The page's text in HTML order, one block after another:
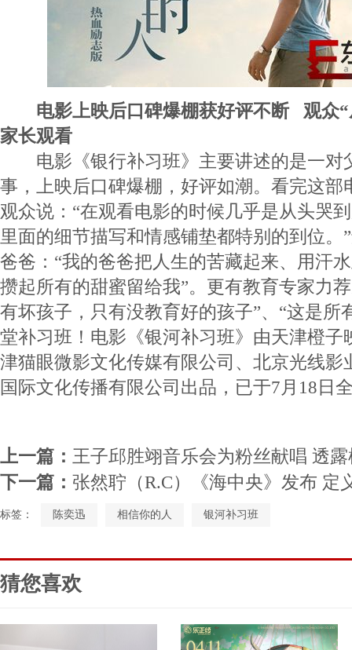
电影上映后口碑爆棚获好评不断 观众“
家长观看
电影《银行补习班》主要讲述的是一对
事，上映后口碑爆棚，好评如潮。看完这部
观众说：“在观看电影的时候几乎是从头哭
里面的细节描写和情感铺垫都特别的到位。
爸爸：“我的爸爸把人生的苦藏起来、用汗
攒起所有的甜蜜留给我”。更有教育专家力
有坏孩子，只有没教育好的孩子”、“这是所
堂补习班！电影《银河补习班》由天津橙子
津猫眼微影文化传媒有限公司、北京光线影
国际文化传播有限公司出品，已于7月18日
上一篇： 王子邱胜翊音乐会为粉丝献唱 透
下一篇： 张然聍（R.C）《海中央》发布 定
标签： 陈奕迅 相信你的人 银河补习班
猜您喜欢